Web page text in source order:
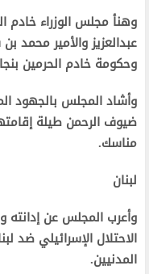
وهنأ مجلس الوزراء خادم
عبدالعزيز والأمير محمد
وحكومة خادم الحرمين بنجاح
وأشاد المجلس بالجهود
ضيوف الرحمن طيلة
مناسك.
لبنان
وأعرب المجلس عن إدانته
الاحتلال الإسرائيلي ضد
المدنيين.